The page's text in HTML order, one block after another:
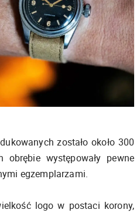
zostało około 300
występowały pewne
egzemplarzami.
logo w postaci korony,